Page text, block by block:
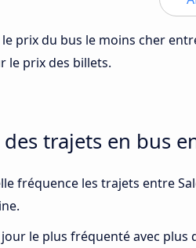
le prix du bus le moins cher
le prix des billets.
des trajets en bus
fréquence les trajets entre
le plus fréquenté avec plus